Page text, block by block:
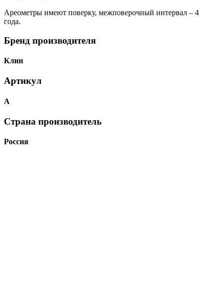
Ареометры имеют поверку, межповерочный интервал – 4
года.
Бренд производителя
Клин
Артикул
А
Страна производитель
Россия